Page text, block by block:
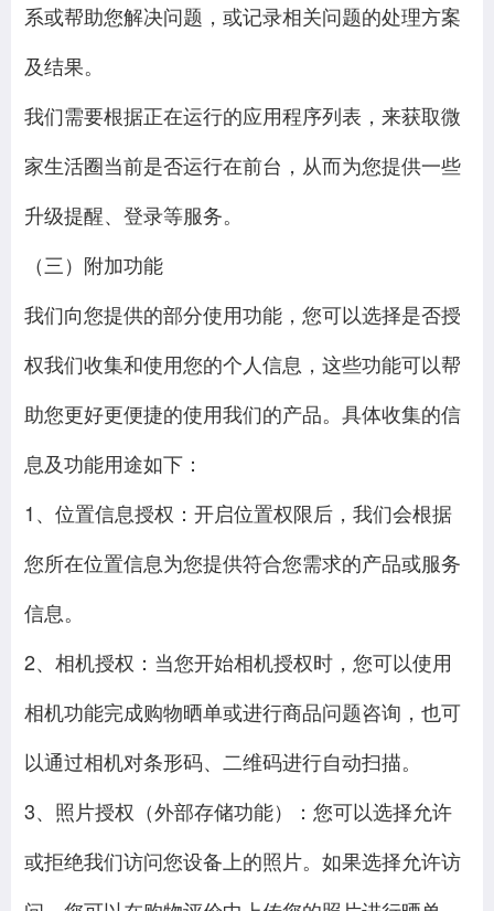
系或帮助您解决问题，或记录相关问题的处理方案
及结果。
我们需要根据正在运行的应用程序列表，来获取微
家生活圈当前是否运行在前台，从而为您提供一些
升级提醒、登录等服务。
（三）附加功能
我们向您提供的部分使用功能，您可以选择是否授
权我们收集和使用您的个人信息，这些功能可以帮
助您更好更便捷的使用我们的产品。具体收集的信
息及功能用途如下：
1、位置信息授权：开启位置权限后，我们会根据
您所在位置信息为您提供符合您需求的产品或服务
信息。
2、相机授权：当您开始相机授权时，您可以使用
相机功能完成购物晒单或进行商品问题咨询，也可
以通过相机对条形码、二维码进行自动扫描。
3、照片授权（外部存储功能）：您可以选择允许
或拒绝我们访问您设备上的照片。如果选择允许访